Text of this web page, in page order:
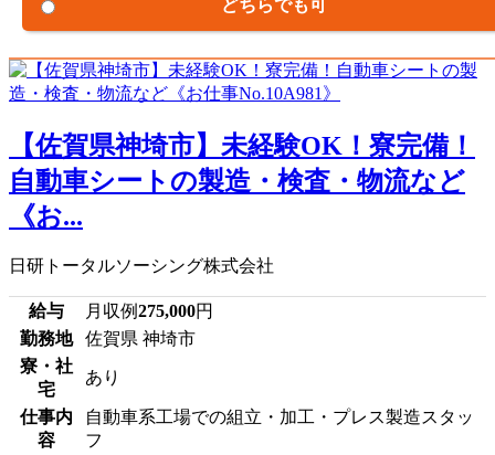
どちらでも可
【佐賀県神埼市】未経験OK！寮完備！
自動車シートの製造・検査・物流など
《お...
日研トータルソーシング株式会社
給与 月収例275,000円
勤務地
佐賀県 神埼市
寮・社
宅
あり
仕事内
容
自動車系工場での組立・加工・プレス製造スタッ
フ